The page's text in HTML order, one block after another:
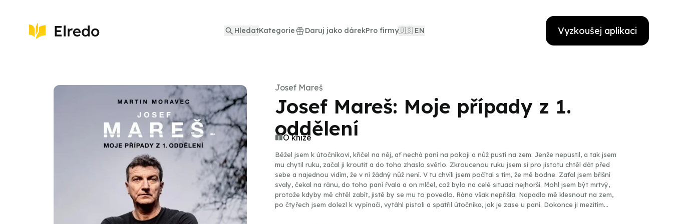
HledatKategorie Daruj jako dárekPro firmy🇺🇸 EN Vyzkoušej aplikaci
Josef Mareš
Josef Mareš: Moje případy z 1.
oddělení
O knize
Běžel jsem k útočníkovi, křičel na něj, ať nechá paní na pokoji a nůž pustí na zem. Jenže nepustil, a tak jsem
mu chytil ruku, začal ji kroutit a do toho zhaslo světlo. Zkroucenou ruku jsem si pro jistotu chtěl dát před
sebe a najednou vidím, že v ní žádný nůž není. V tu chvíli jsem počítal s tím, že mě bodne. Zaťal jsem břišní
svaly, čekal na ránu, do toho paní řvala a on mlčel, což bylo na celé situaci nejhorší. Mohl jsem být mrtvý,
protože kdyby mě chtěl zabít, jistě by se mu to povedlo. Rána však nepřišla. Napadlo mě klesnout na zem,
po čtyřech jsem dolezl k vypínači, vytáhl pistoli a spatřil útočníka, jak je zase u paní. Dokonce ji mezitím